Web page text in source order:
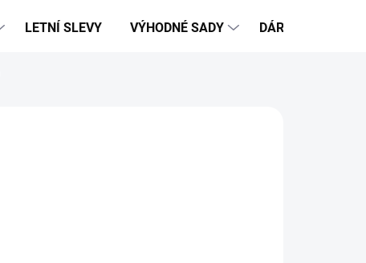
LETNÍ SLEVY VÝHODNÉ SADY DÁRKOVÝ